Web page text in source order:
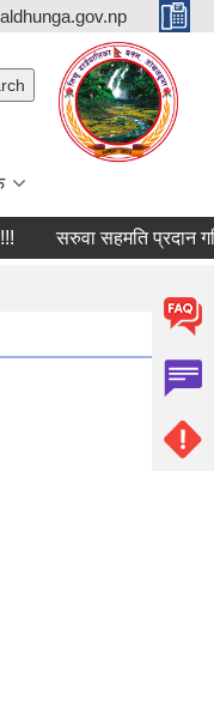
सरुवा सहमति प्रदान